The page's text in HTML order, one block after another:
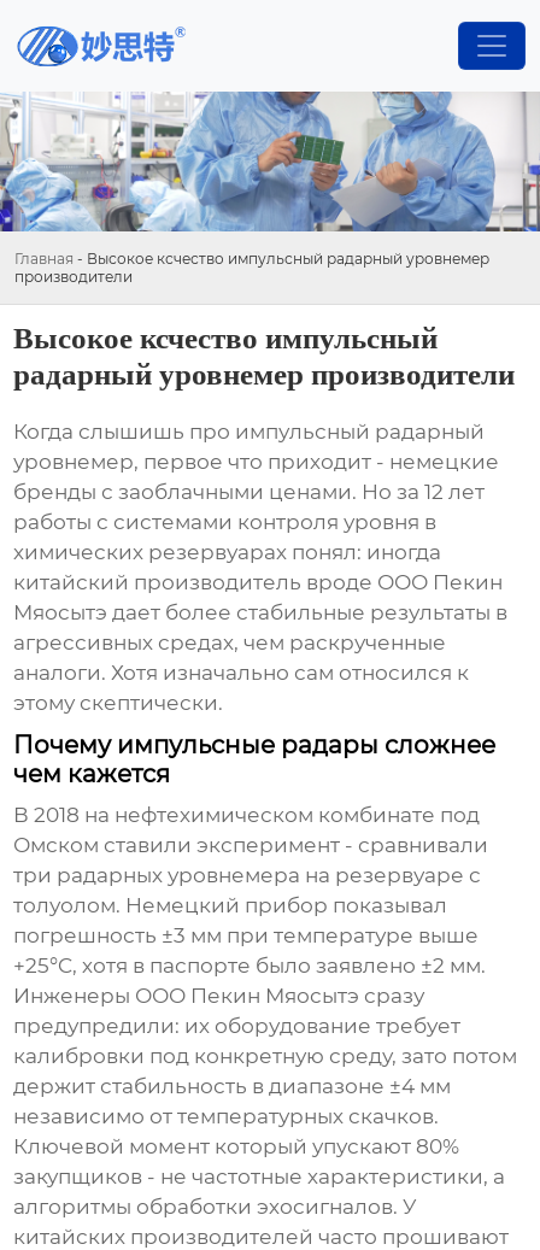
Главная - Высокое ксчество импульсный радарный уровнемер
производители
Высокое ксчество импульсный
радарный уровнемер производители
Когда слышишь про импульсный радарный
уровнемер, первое что приходит - немецкие
бренды с заоблачными ценами. Но за 12 лет
работы с системами контроля уровня в
химических резервуарах понял: иногда
китайский производитель вроде ООО Пекин
Мяосытэ дает более стабильные результаты в
агрессивных средах, чем раскрученные
аналоги. Хотя изначально сам относился к
этому скептически.
Почему импульсные радары сложнее
чем кажется
В 2018 на нефтехимическом комбинате под
Омском ставили эксперимент - сравнивали
три радарных уровнемера на резервуаре с
толуолом. Немецкий прибор показывал
погрешность ±3 мм при температуре выше
+25°C, хотя в паспорте было заявлено ±2 мм.
Инженеры ООО Пекин Мяосытэ сразу
предупредили: их оборудование требует
калибровки под конкретную среду, зато потом
держит стабильность в диапазоне ±4 мм
независимо от температурных скачков.
Ключевой момент который упускают 80%
закупщиков - не частотные характеристики, а
алгоритмы обработки эхосигналов. У
китайских производителей часто прошивают